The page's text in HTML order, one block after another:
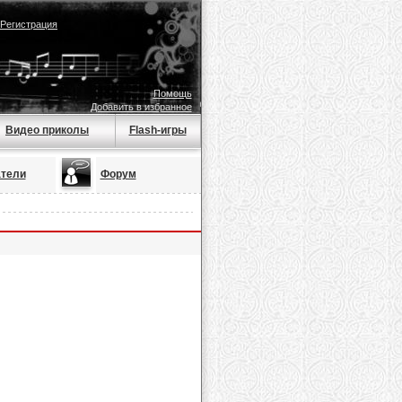
Регистрация
Помощь
Добавить в избранное
Видео приколы Flash-игры
Форум